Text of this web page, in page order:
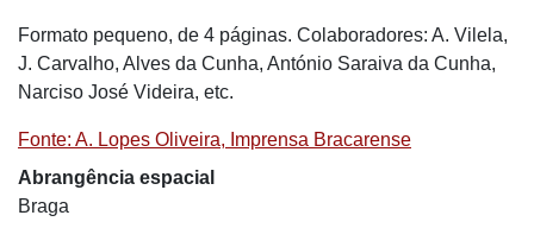
Formato pequeno, de 4 páginas. Colaboradores: A. Vilela,
J. Carvalho, Alves da Cunha, António Saraiva da Cunha,
Narciso José Videira, etc.
Fonte: A. Lopes Oliveira, Imprensa Bracarense
Abrangência espacial
Braga